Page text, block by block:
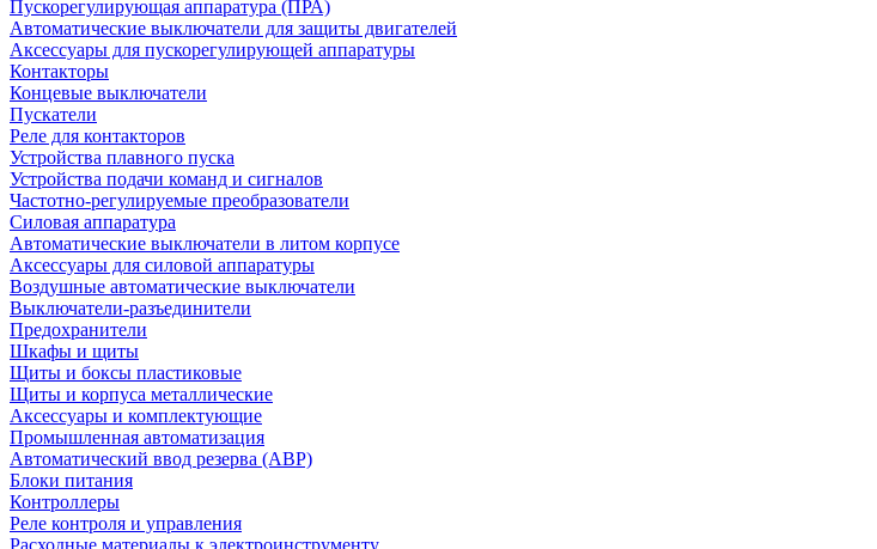
Пускорегулирующая аппаратура (ПРА)
Автоматические выключатели для защиты двигателей
Аксессуары для пускорегулирующей аппаратуры
Контакторы
Концевые выключатели
Пускатели
Реле для контакторов
Устройства плавного пуска
Устройства подачи команд и сигналов
Частотно-регулируемые преобразователи
Силовая аппаратура
Автоматические выключатели в литом корпусе
Аксессуары для силовой аппаратуры
Воздушные автоматические выключатели
Выключатели-разъединители
Предохранители
Шкафы и щиты
Щиты и боксы пластиковые
Щиты и корпуса металлические
Аксессуары и комплектующие
Промышленная автоматизация
Автоматический ввод резерва (АВР)
Блоки питания
Контроллеры
Реле контроля и управления
Расходные материалы к электроинструменту